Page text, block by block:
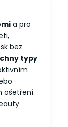
a pro
bez
typy
ošetření.